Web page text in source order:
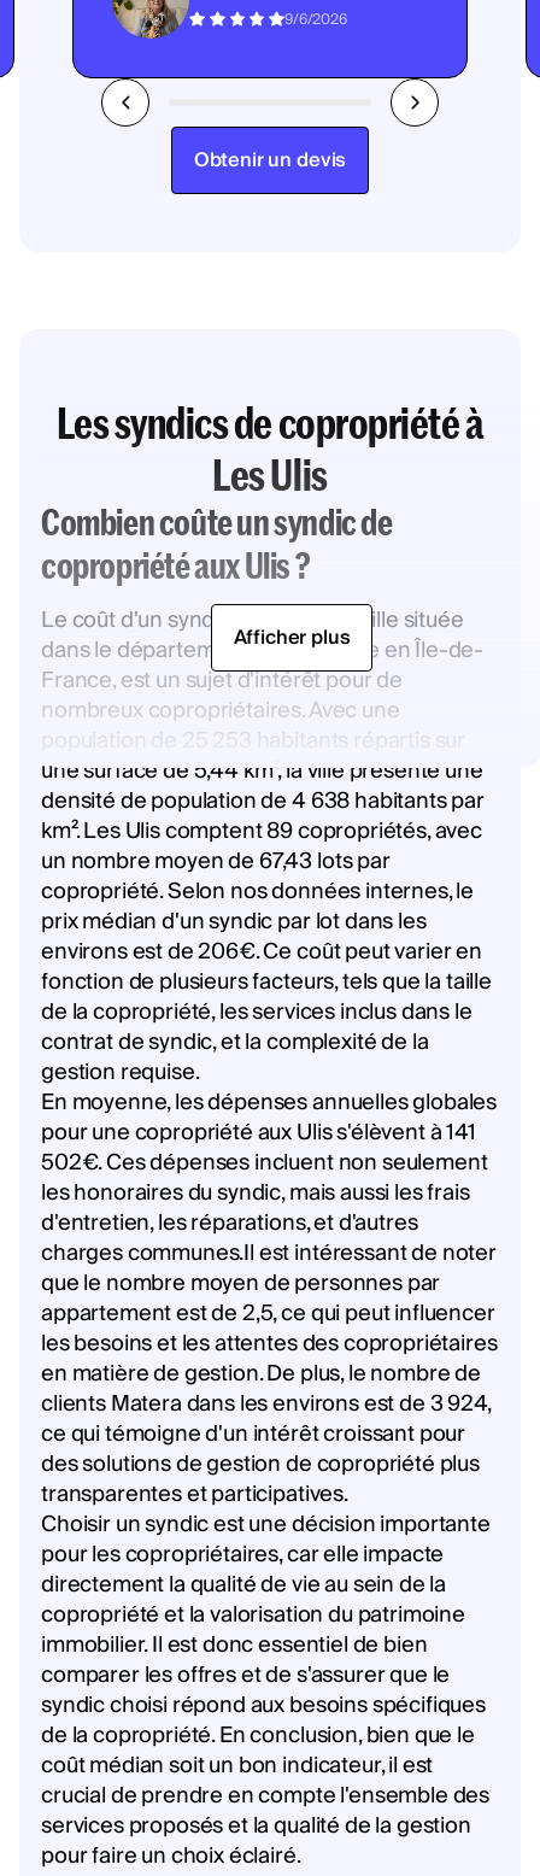
9/6/2026
Obtenir un devis
Les syndics de copropriété à
Les Ulis
Combien coûte un syndic de
copropriété aux Ulis ?
Le coût d'un syndic aux Ulis, une ville située
dans le département de l'Essonne en Île-de-
France, est un sujet d'intérêt pour de
nombreux copropriétaires. Avec une
population de 25 253 habitants répartis sur
une surface de 5,44 km², la ville présente une
densité de population de 4 638 habitants par
km². Les Ulis comptent 89 copropriétés, avec
un nombre moyen de 67,43 lots par
copropriété. Selon nos données internes, le
prix médian d'un syndic par lot dans les
environs est de 206€. Ce coût peut varier en
fonction de plusieurs facteurs, tels que la taille
de la copropriété, les services inclus dans le
contrat de syndic, et la complexité de la
gestion requise.
En moyenne, les dépenses annuelles globales
pour une copropriété aux Ulis s'élèvent à 141
502€. Ces dépenses incluent non seulement
les honoraires du syndic, mais aussi les frais
d'entretien, les réparations, et d'autres
charges communes.Il est intéressant de noter
que le nombre moyen de personnes par
appartement est de 2,5, ce qui peut influencer
les besoins et les attentes des copropriétaires
en matière de gestion. De plus, le nombre de
clients Matera dans les environs est de 3 924,
ce qui témoigne d'un intérêt croissant pour
des solutions de gestion de copropriété plus
transparentes et participatives.
Choisir un syndic est une décision importante
pour les copropriétaires, car elle impacte
directement la qualité de vie au sein de la
copropriété et la valorisation du patrimoine
immobilier. Il est donc essentiel de bien
comparer les offres et de s'assurer que le
syndic choisi répond aux besoins spécifiques
de la copropriété. En conclusion, bien que le
coût médian soit un bon indicateur, il est
crucial de prendre en compte l'ensemble des
services proposés et la qualité de la gestion
pour faire un choix éclairé.
Afficher plus